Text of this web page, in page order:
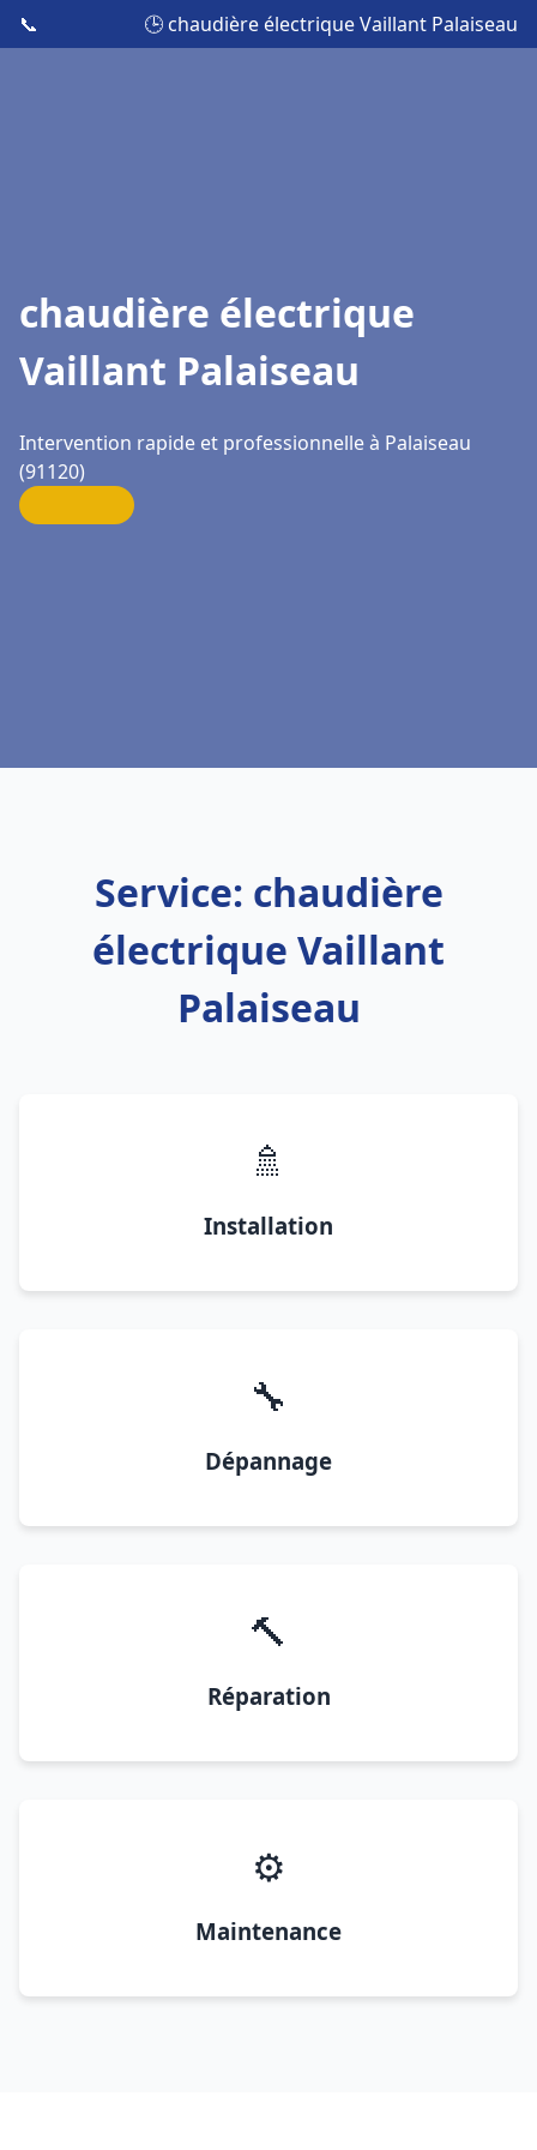
📞 🕒 chaudière électrique Vaillant Palaiseau
chaudière électrique
Vaillant Palaiseau
Intervention rapide et professionnelle à Palaiseau
(91120)
Service: chaudière
électrique Vaillant
Palaiseau
🚿
Installation
🔧
Dépannage
🔨
Réparation
⚙️
Maintenance